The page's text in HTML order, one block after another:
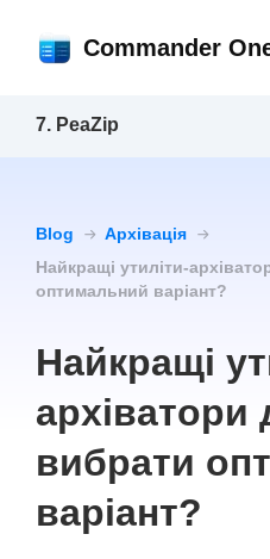
Commander
Blog
Архівація
Найкращі утиліти-
оптимальний варіант?
Найкращі
архіватори
вибрати
варіант?
7. PeaZip